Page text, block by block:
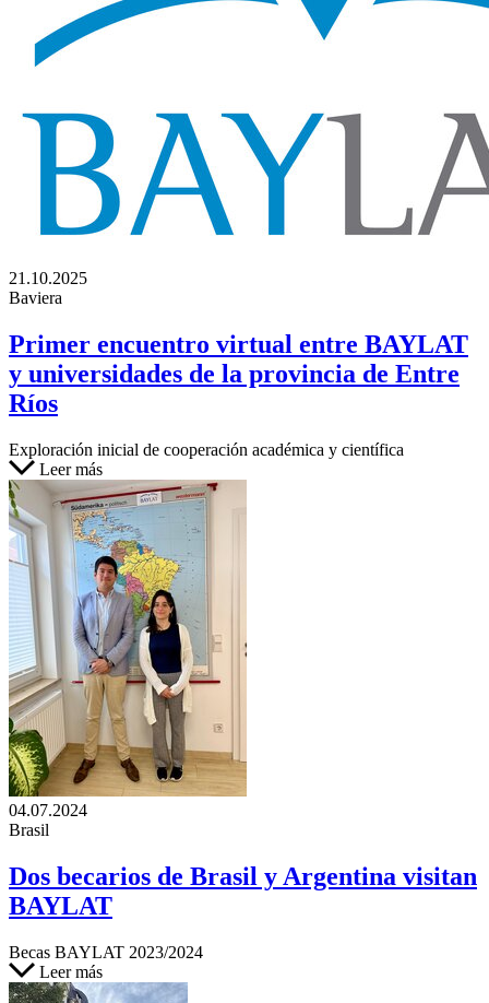
21.10.2025
Baviera
Primer encuentro virtual entre BAYLAT
y universidades de la provincia de Entre
Ríos
Exploración inicial de cooperación académica y científica
Leer más
04.07.2024
Brasil
Dos becarios de Brasil y Argentina visitan
BAYLAT
Becas BAYLAT 2023/2024
Leer más